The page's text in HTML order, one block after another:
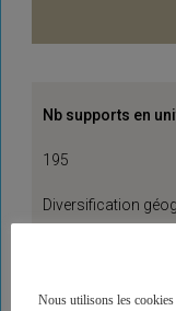
Nb supports en
195
Diversification
Diversification
Nous utilisons les cookies